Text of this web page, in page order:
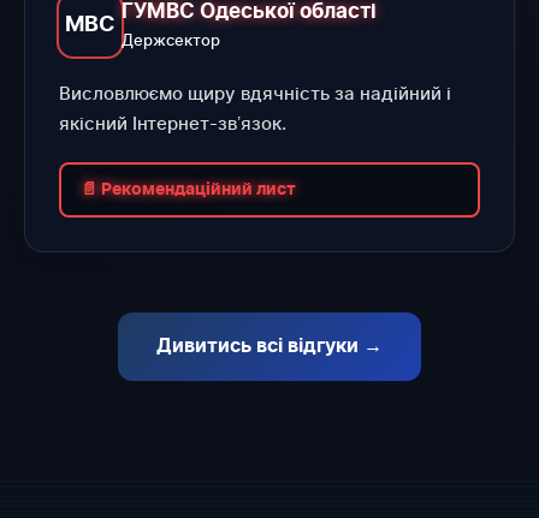
МВС
ГУМВС Одеської області
Держсектор
Висловлюємо щиру вдячність за надійний і
якісний Інтернет-звʼязок.
📄 Рекомендаційний лист
Дивитись всі відгуки →